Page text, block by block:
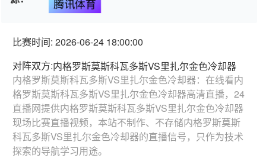
腾讯体育
比赛时间: 2026-06-24 18:00:00
对阵双方:内格罗斯莫斯科瓦多斯VS里扎尔金色冷却器
内格罗斯莫斯科瓦多斯VS里扎尔金色冷却器：在线看内
格罗斯莫斯科瓦多斯VS里扎尔金色冷却器高清直播，24
直播网提供内格罗斯莫斯科瓦多斯VS里扎尔金色冷却器
现场比赛直播视频，本站不制作、不存储内格罗斯莫斯
科瓦多斯VS里扎尔金色冷却器的直播信号，只作为技术
探索的导航学习用途。